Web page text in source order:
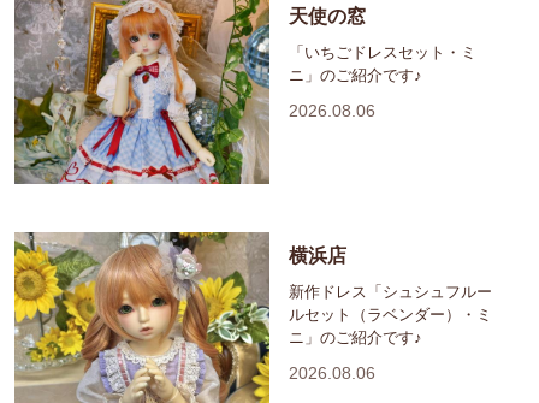
天使の窓
「いちごドレスセット・ミ
ニ」のご紹介です♪
2026.08.06
横浜店
新作ドレス「シュシュフルー
ルセット（ラベンダー）・ミ
ニ」のご紹介です♪
2026.08.06